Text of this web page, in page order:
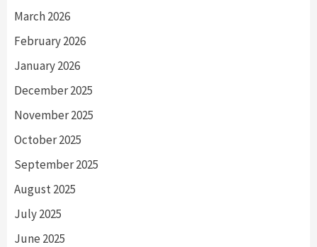
March 2026
February 2026
January 2026
December 2025
November 2025
October 2025
September 2025
August 2025
July 2025
June 2025